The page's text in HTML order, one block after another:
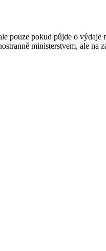
pouze pokud půjde o výdaje
ministerstvem, ale na